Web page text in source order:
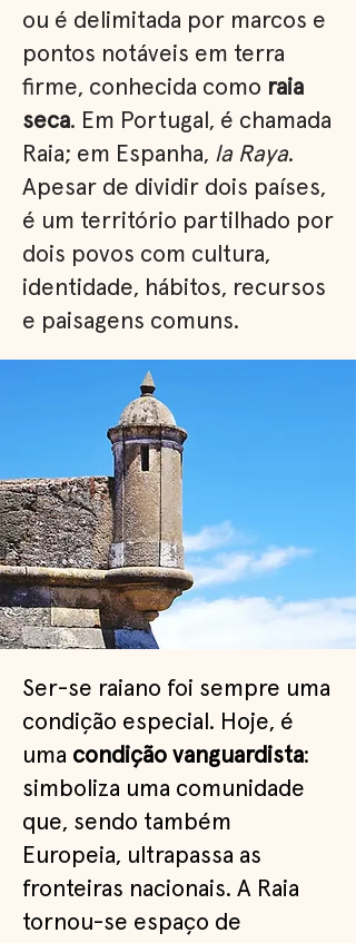
ou é delimitada por marcos e
pontos notáveis em terra
firme, conhecida como raia
seca. Em Portugal, é chamada
Raia; em Espanha, la Raya.
Apesar de dividir dois países,
é um território partilhado por
dois povos com cultura,
identidade, hábitos, recursos
e paisagens comuns.
​Ser-se raiano foi sempre uma
condição especial. Hoje, é
uma condição vanguardista:
simboliza uma comunidade
que, sendo também
Europeia, ultrapassa as
fronteiras nacionais. A Raia
tornou-se espaço de